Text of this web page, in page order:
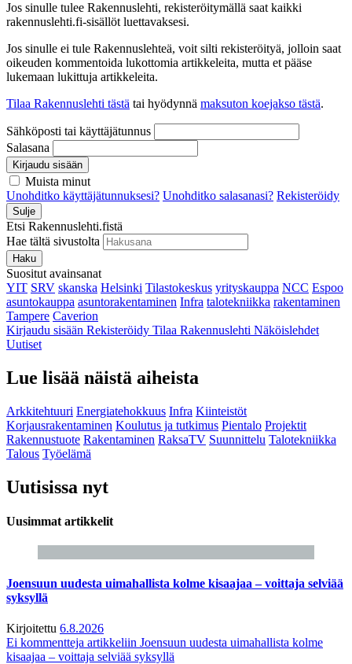
Jos sinulle tulee Rakennuslehti, rekisteröitymällä saat kaikki
rakennuslehti.fi-sisällöt luettavaksesi.
Jos sinulle ei tule Rakennuslehteä, voit silti rekisteröityä, jolloin saat
oikeuden kommentoida lukottomia artikkeleita, mutta et pääse
lukemaan lukittuja artikkeleita.
Tilaa Rakennuslehti tästä tai hyödynnä maksuton koejakso tästä.
Sähköposti tai käyttäjätunnus
Salasana
Kirjaudu sisään
Muista minut
Unohditko käyttäjätunnuksesi? Unohditko salasanasi? Rekisteröidy
Sulje
Etsi Rakennuslehti.fistä
Hae tältä sivustolta
Haku
Suositut avainsanat
YIT SRV skanska Helsinki Tilastokeskus yrityskauppa NCC Espoo
asuntokauppa asuntorakentaminen Infra talotekniikka rakentaminen
Tampere Caverion
Kirjaudu sisään Rekisteröidy Tilaa Rakennuslehti Näköislehdet
Uutiset
Lue lisää näistä aiheista
Arkkitehtuuri Energiatehokkuus Infra Kiinteistöt
Korjausrakentaminen Koulutus ja tutkimus Pientalo Projektit
Rakennustuote Rakentaminen RaksaTV Suunnittelu Talotekniikka
Talous Työelämä
Uutisissa nyt
Uusimmat artikkelit
Joensuun uudesta uimahallista kolme kisaajaa – voittaja selviää
syksyllä
Kirjoitettu 6.8.2026
Ei kommentteja artikkeliin Joensuun uudesta uimahallista kolme
kisaajaa – voittaja selviää syksyllä